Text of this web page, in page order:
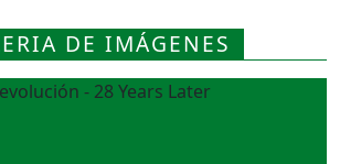
DE IMÁGENES